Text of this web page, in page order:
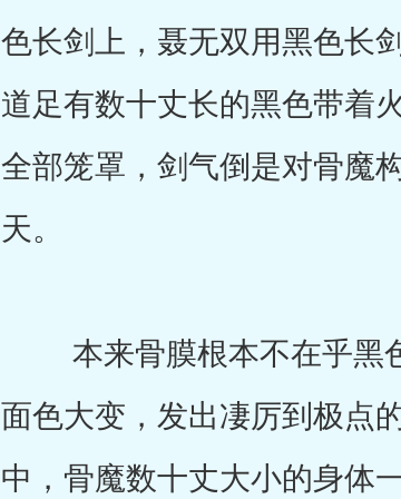
色长剑上，聂无双用黑色长
道足有数十丈长的黑色带着
全部笼罩，剑气倒是对骨魔
天。
本来骨膜根本不在乎黑
面色大变，发出凄厉到极点
中，骨魔数十丈大小的身体